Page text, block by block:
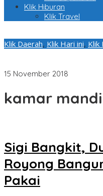
Klik Hiburan
Klik Travel
Klik Daerah, Klik Hari ini, Klik
15 November 2018
kamar mandi
Sigi Bangkit,
Royong
Pakai